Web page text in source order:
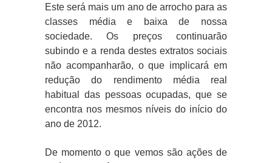
Este será mais um ano de arrocho para as
classes média e baixa de nossa
sociedade. Os preços continuarão
subindo e a renda destes extratos sociais
não acompanharão, o que implicará em
redução do rendimento média real
habitual das pessoas ocupadas, que se
encontra nos mesmos níveis do início do
ano de 2012.
De momento o que vemos são ações de